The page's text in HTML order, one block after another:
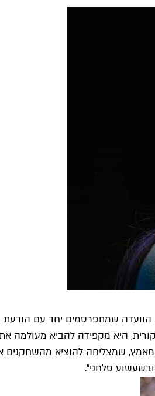
הוועדה שמתפרסמים יחד עם
היא מקפידה להביא
שמצליחה להוציא מהשחקנים
סלחני".